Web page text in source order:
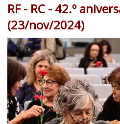
RF - RC - 42.º
(23/nov/2024)